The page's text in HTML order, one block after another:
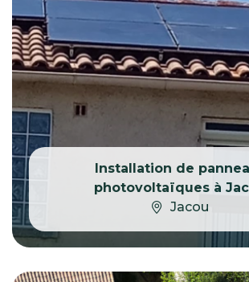
Installation de
photovoltaïques à
Jacou